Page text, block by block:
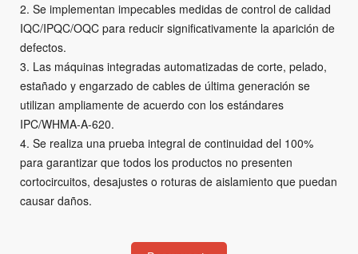
2. Se implementan impecables medidas de control de calidad
IQC/IPQC/OQC para reducir significativamente la aparición de
defectos.
3. Las máquinas integradas automatizadas de corte, pelado,
estañado y engarzado de cables de última generación se
utilizan ampliamente de acuerdo con los estándares
IPC/WHMA-A-620.
4. Se realiza una prueba integral de continuidad del 100%
para garantizar que todos los productos no presenten
cortocircuitos, desajustes o roturas de aislamiento que puedan
causar daños.